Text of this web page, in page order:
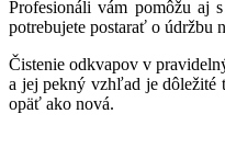
Profesionáli vám pomôžu aj
potrebujete postarať o údržbu
Čistenie odkvapov v
a jej pekný vzhľad je dôležité
opäť ako nová.